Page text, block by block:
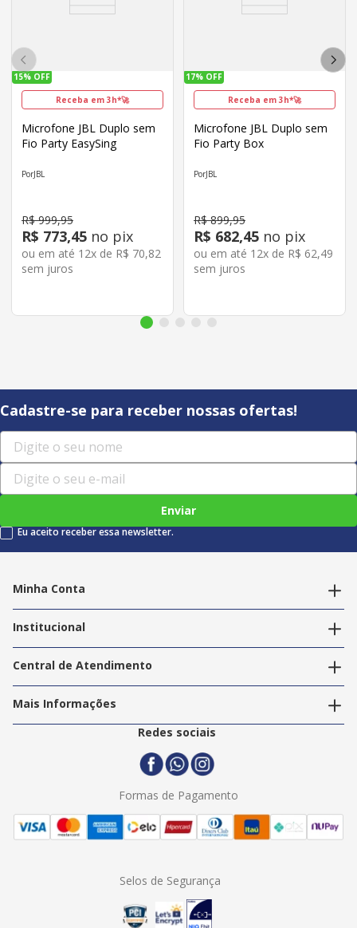
15% OFF
Receba em 3h*🚀
Microfone JBL Duplo sem
Fio Party EasySing
JBL
R$ 999,95
R$ 773,45 no pix
ou em até 12x de R$ 70,82
sem juros
17% OFF
Receba em 3h*🚀
Microfone JBL Duplo sem
Fio Party Box
JBL
R$ 899,95
R$ 682,45 no pix
ou em até 12x de R$ 62,49
sem juros
Cadastre-se para receber nossas ofertas!
Enviar
Eu aceito receber essa newsletter.
Minha Conta
Editar endereços
Institucional
Nossas Lojas
Trabalhe Conosco
Central de Atendimento
Política de Privacidade
Termos e Condições
Politica de Entrega
Mais Informações
2ª Via Nota Fiscal
Redes sociais
Formas de Pagamento
Selos de Segurança